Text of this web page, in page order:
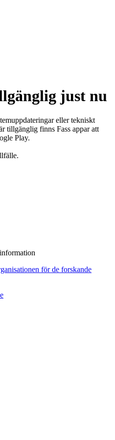
just nu
eller tekniskt
tillgänglig finns Fass appar att
Play.
för de forskande